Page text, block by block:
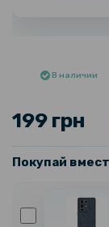
В наличии
199 грн
Покупай